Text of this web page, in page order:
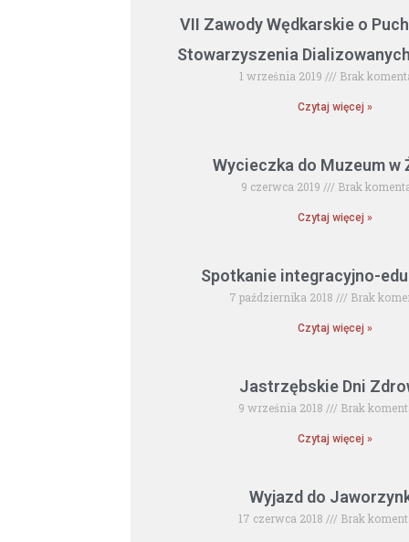
VII Zawody Wędkarskie o
Stowarzyszenia Dializowanych
1 września 2019 Brak
Czytaj więcej »
Wycieczka do Muzeum w
9 czerwca 2019 Brak
Czytaj więcej »
Spotkanie integracyjno-
7 października 2018 Brak
Czytaj więcej »
Jastrzębskie Dni
9 września 2018 Brak
Czytaj więcej »
Wyjazd do
17 czerwca 2018 Brak